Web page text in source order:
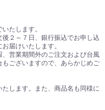
たします。
２～７日、銀行振込でお申し込
届けいたします。
営業期間外のご注文および台風
ございますので、あらかじめご
します。また、商品名も同様に